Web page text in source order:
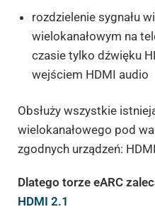
rozdzielenie sygnału
wielokanałowym na
czasie tylko dźwięku
wejściem HDMI audio
Obsłuży wszystkie
wielokanałowego pod
zgodnych urządzeń:
Dlatego torze eARC
HDMI 2.1